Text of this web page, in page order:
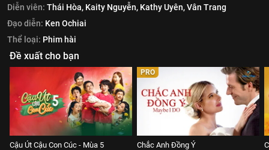
Diễn viên: Thái Hòa, Kaity Nguyễn, Kathy Uyên,Vân Trang
Đạo diễn: Ken Ochiai
Thể loại: Phim hài
Đề xuất cho bạn
Cậu Út Cậu Con Cúc - Mùa 5
PRO
Chắc Anh Đồng Ý